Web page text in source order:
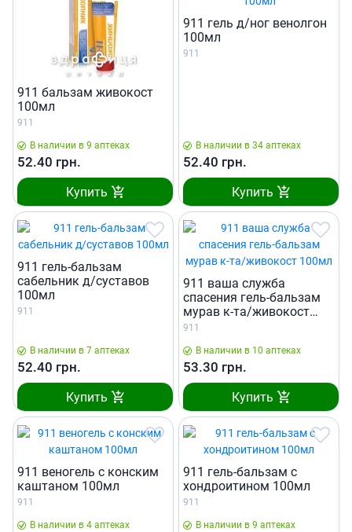
911 бальзам живокост
100мл
911
В наличии в 9 аптеках
52.40 грн.
Купить
911 гель д/ног венолгон
100мл
911
В наличии в 34 аптеках
52.40 грн.
Купить
911 гель-бальзам
сабельник д/суставов
100мл
911
В наличии в 7 аптеках
52.40 грн.
Купить
911 ваша служба
спасения гель-бальзам
мурав к-та/живокост
100мл
911
В наличии в 10 аптеках
53.30 грн.
Купить
911 веногель с конским
каштаном 100мл
911
В наличии в 4 аптеках
911 гель-бальзам с
хондроитином 100мл
911
В наличии в 9 аптеках